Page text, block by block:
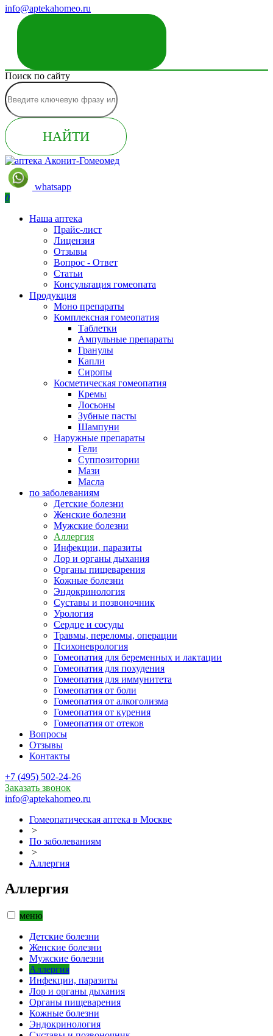
info@aptekahomeo.ru
Поиск по сайту
НАЙТИ
whatsapp
0
Наша аптека
Прайс-лист
Лицензия
Отзывы
Вопрос - Ответ
Статьи
Консультация гомеопата
Продукция
Моно препараты
Комплексная гомеопатия
Таблетки
Ампульные препараты
Гранулы
Капли
Сиропы
Косметическая гомеопатия
Кремы
Лосьоны
Зубные пасты
Шампуни
Наружные препараты
Гели
Суппозитории
Мази
Масла
по заболеваниям
Детские болезни
Женские болезни
Мужские болезни
Аллергия
Инфекции, паразиты
Лор и органы дыхания
Органы пищеварения
Кожные болезни
Эндокринология
Суставы и позвоночник
Урология
Сердце и сосуды
Травмы, переломы, операции
Психоневрология
Гомеопатия для беременных и лактации
Гомеопатия для похудения
Гомеопатия для иммунитета
Гомеопатия от боли
Гомеопатия от алкоголизма
Гомеопатия от курения
Гомеопатия от отеков
Вопросы
Отзывы
Контакты
+7 (495) 502-24-26
Заказать звонок
info@aptekahomeo.ru
Гомеопатическая аптека в Москве
>
По заболеваниям
>
Аллергия
Аллергия
меню
Детские болезни
Женские болезни
Мужские болезни
Аллергия
Инфекции, паразиты
Лор и органы дыхания
Органы пищеварения
Кожные болезни
Эндокринология